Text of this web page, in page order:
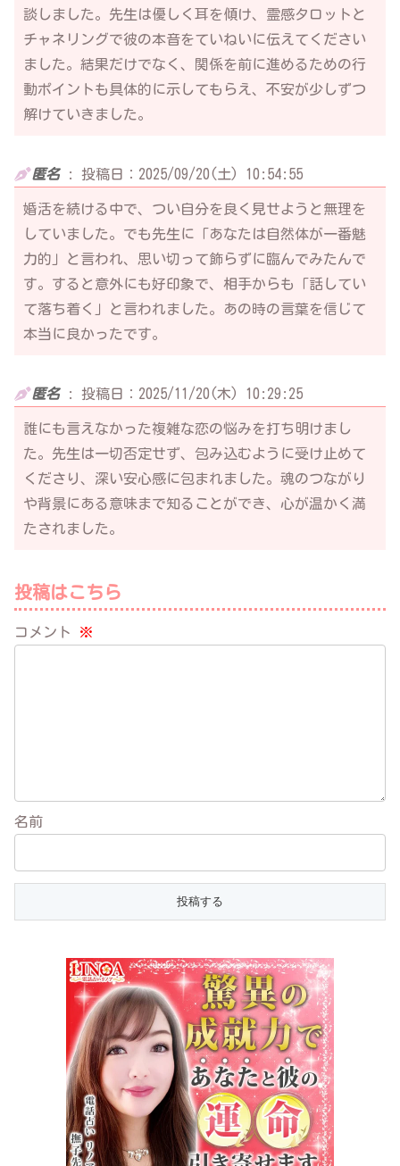
談しました。先生は優しく耳を傾け、霊感タロットと
チャネリングで彼の本音をていねいに伝えてください
ました。結果だけでなく、関係を前に進めるための行
動ポイントも具体的に示してもらえ、不安が少しずつ
解けていきました。
匿名: 投稿日：2025/09/20(土) 10:54:55
婚活を続ける中で、つい自分を良く見せようと無理を
していました。でも先生に「あなたは自然体が一番魅
力的」と言われ、思い切って飾らずに臨んでみたんで
す。すると意外にも好印象で、相手からも「話してい
て落ち着く」と言われました。あの時の言葉を信じて
本当に良かったです。
匿名: 投稿日：2025/11/20(木) 10:29:25
誰にも言えなかった複雑な恋の悩みを打ち明けまし
た。先生は一切否定せず、包み込むように受け止めて
くださり、深い安心感に包まれました。魂のつながり
や背景にある意味まで知ることができ、心が温かく満
たされました。
投稿はこちら
コメント ※
名前